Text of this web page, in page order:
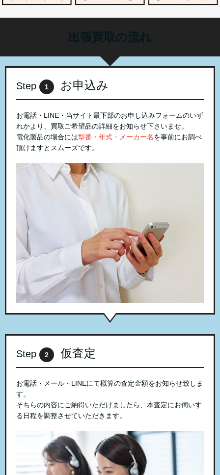
出張買取の流れ
Step 1 お申込み
お電話・LINE・当サイト最下部のお申し込みフォームのいず
れかより、買取ご希望品の詳細をお知らせ下さいませ。
電化製品の場合には型番・年式・メーカー名を事前にお調べ
頂けますとスムーズです。
Step 2 仮査定
お電話・メール・LINEにて概算の査定金額をお知らせ致しま
す。
そちらの内容にご納得いただけましたら、本査定にお伺いす
る日程を調整させていただきます。